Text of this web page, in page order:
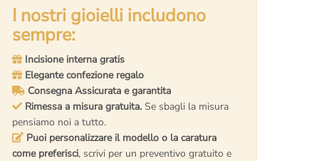
I nostri gioielli includono
sempre:
Incisione interna gratis
Elegante confezione regalo
Consegna Assicurata e garantita
Rimessa a misura gratuita. Se sbagli la misura
pensiamo noi a tutto.
Puoi personalizzare il modello o la caratura
come preferisci, scrivi per un preventivo gratuito e